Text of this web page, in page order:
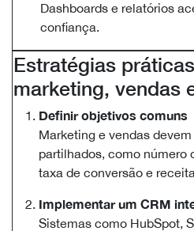
Dashboards e relatórios
confiança.
Estratégias
marketing, vendas
Definir objetivos comuns
Marketing e vendas
partilhados, como número
taxa de conversão e
Implementar um CRM
Sistemas como HubSpot,